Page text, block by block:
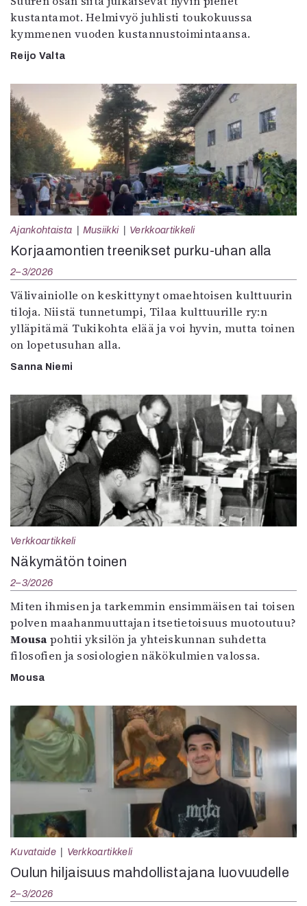
kustantamot. Helmivyö juhlisti toukokuussa
kymmenen vuoden kustannustoimintaansa.
Reijo Valta
Ajankohtaista Musiikki Verkkoartikkeli
Korjaamontien treenikset purku-uhan alla
2–3/2026
Välivainiolle on keskittynyt omaehtoisen kulttuurin
tiloja. Niistä tunnetumpi, Tilaa kulttuurille ry:n
ylläpitämä Tukikohta elää ja voi hyvin, mutta toinen
on lopetusuhan alla.
Sanna Niemi
Verkkoartikkeli
Näkymätön toinen
2–3/2026
Miten ihmisen ja tarkemmin ensimmäisen tai toisen
polven maahanmuuttajan itsetietoisuus muotoutuu?
Mousa pohtii yksilön ja yhteiskunnan suhdetta
filosofien ja sosiologien näkökulmien valossa.
Mousa
Kuvataide Verkkoartikkeli
Oulun hiljaisuus mahdollistajana luovuudelle
2–3/2026